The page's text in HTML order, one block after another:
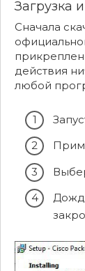
Загрузка
Сначала
действия
любой